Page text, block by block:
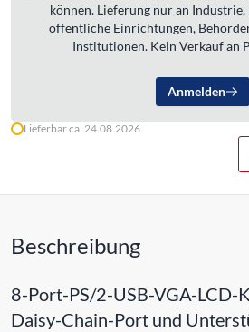
können. Lieferung nur an
öffentliche Einrichtungen,
Institutionen. Kein Verkauf an
Anmelden
Lieferbar ca. 24.08.2026
Beschreibung
8-Port-PS/2-USB-VGA-LCD-
Daisy-Chain-Port und